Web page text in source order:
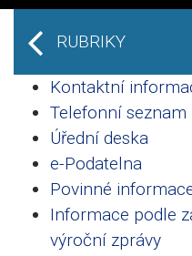
RUBRIKY
Kontaktní
Telefonní seznam
Úřední deska
e-Podatelna
Povinné
Informace podle
výroční zprávy